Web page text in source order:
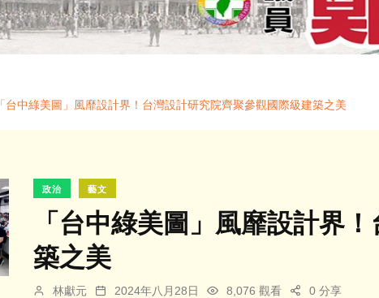
「台中綠美圖」風靡設計界！台灣設計研究院齊聚參觀國際級建築之美
政治 藝文
「台中綠美圖」風靡設計界
築之美
林獻元 2024年八月28日 8,076 觀看 0 分享